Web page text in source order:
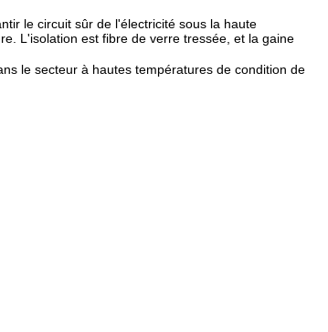
le circuit sûr de l'électricité sous la haute
L'isolation est fibre de verre tressée, et la gaine
le secteur à hautes températures de condition de